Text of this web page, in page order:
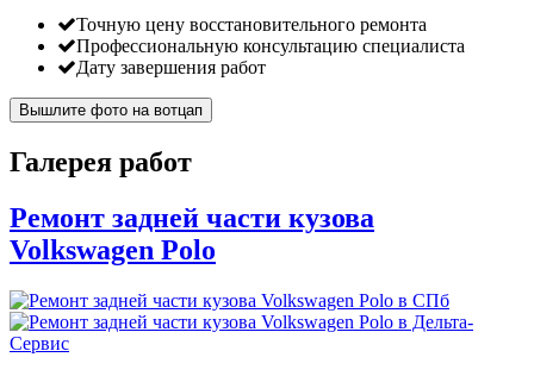
Точную цену восстановительного ремонта
Профессиональную консультацию специалиста
Дату завершения работ
Вышлите фото на вотцап
Галерея работ
Ремонт задней части кузова
Volkswagen Polo